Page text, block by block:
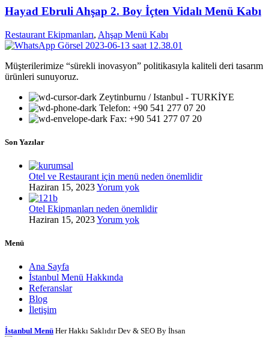
Hayad Ebruli Ahşap 2. Boy İçten Vidalı Menü Kabı
Restaurant Ekipmanları, Ahşap Menü Kabı
Müşterilerimize “sürekli inovasyon” politikasıyla kaliteli deri tasarım
ürünleri sunuyoruz.
Zeytinburnu / Istanbul - TURKİYE
Telefon: +90 541 277 07 20
Fax: +90 541 277 07 20
Son Yazılar
Otel ve Restaurant için menü neden önemlidir
Haziran 15, 2023Yorum yok
Otel Ekipmanları neden önemlidir
Haziran 15, 2023Yorum yok
Menü
Ana Sayfa
İstanbul Menü Hakkında
Referanslar
Blog
İletişim
İstanbul Menü Her Hakkı Saklıdır Dev & SEO By İhsan